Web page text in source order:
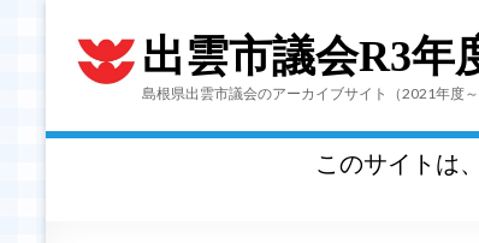
出雲市議会R3年
島根県出雲市議会のアーカイブサイト（2021年度～
このサイトは